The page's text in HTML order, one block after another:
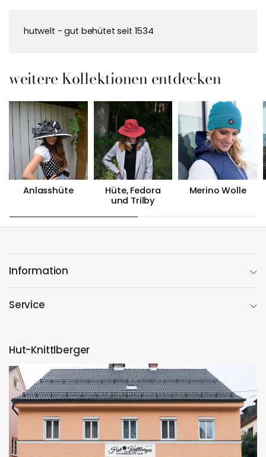
hutwelt - gut behütet seit 1534
weitere Kollektionen entdecken
Anlasshüte
Hüte, Fedora
und Trilby
Merino Wolle
Information
Service
Hut-Knittlberger